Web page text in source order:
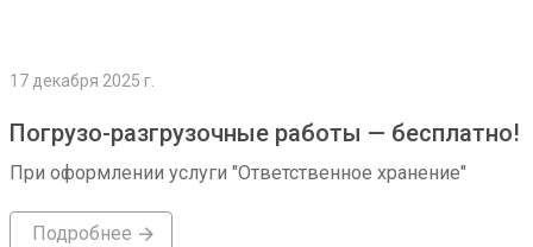
17 декабря 2025 г.
Погрузо-разгрузочные работы — бесплатно!
При оформлении услуги "Ответственное хранение"
Подробнее